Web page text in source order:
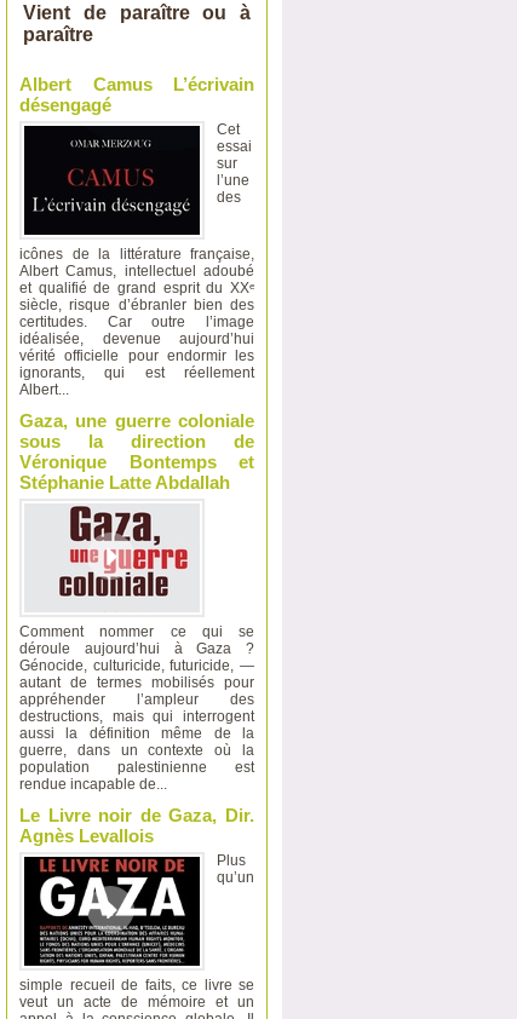
Vient de paraître ou à
paraître
Albert Camus L’écrivain
désengagé
Cet
essai
sur
l’une
des
icônes de la littérature française,
Albert Camus, intellectuel adoubé
et qualifié de grand esprit du XXᵉ
siècle, risque d’ébranler bien des
certitudes. Car outre l’image
idéalisée, devenue aujourd’hui
vérité officielle pour endormir les
ignorants, qui est réellement
Albert...
Gaza, une guerre coloniale
sous la direction de
Véronique Bontemps et
Stéphanie Latte Abdallah
Comment nommer ce qui se
déroule aujourd’hui à Gaza ?
Génocide, culturicide, futuricide, —
autant de termes mobilisés pour
appréhender l’ampleur des
destructions, mais qui interrogent
aussi la définition même de la
guerre, dans un contexte où la
population palestinienne est
rendue incapable de...
Le Livre noir de Gaza, Dir.
Agnès Levallois
Plus
qu’un
simple recueil de faits, ce livre se
veut un acte de mémoire et un